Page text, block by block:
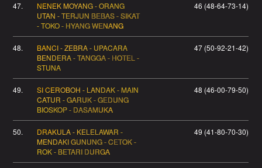
47.
NENEK MOYANG - ORANG
UTAN - TERJUN BEBAS - SIKAT
- TOKO - HYANG WENANG
46 (48-64-73-14)
48.
BANCI - ZEBRA - UPACARA
BENDERA - TANGGA - HOTEL -
STUNA
47 (50-92-21-42)
49.
SI CEROBOH - LANDAK - MAIN
CATUR - GARUK - GEDUNG
BIOSKOP - DASAMUKA
48 (46-00-79-50)
50.
DRAKULA - KELELAWAR -
MENDAKI GUNUNG - CETOK -
ROK - BETARI DURGA
49 (41-80-70-30)